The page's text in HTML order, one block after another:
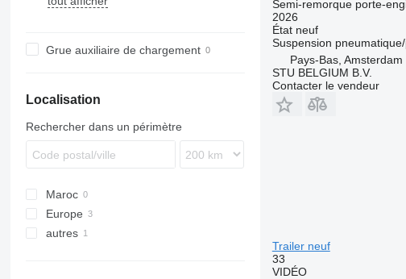
Grue auxiliaire de chargement
Localisation
Rechercher dans un périmètre
Maroc
Europe
Italie
autres
Semi-remorque porte-
2026
Étatneuf
Suspension
Pays-Bas, Amsterdam
STU BELGIUM B.V.
Contacter le vendeur
Trailer neuf
33
VIDÉO